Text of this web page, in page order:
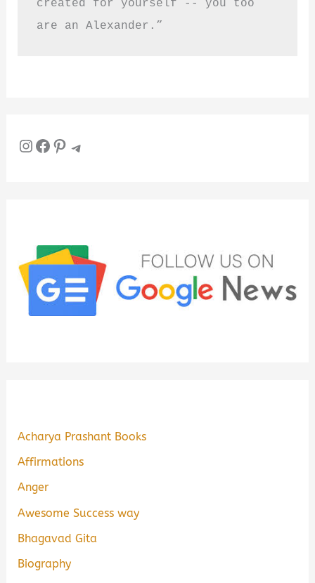
created for yourself -- you too
are an Alexander.”
InstagramFacebook Pinterest Telegram
Acharya Prashant Books
Affirmations
Anger
Awesome Success way
Bhagavad Gita
Biography